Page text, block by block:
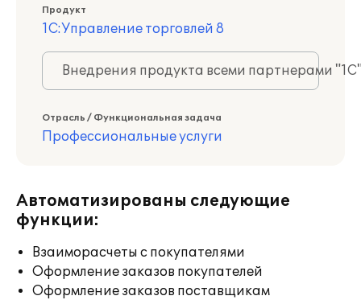
Продукт
1С:Управление торговлей 8
Внедрения продукта всеми партнерами
Отрасль / Функциональная задача
Профессиональные услуги
Автоматизированы следующие
функции:
Взаиморасчеты с покупателями
Оформление заказов покупателей
Оформление заказов поставщикам